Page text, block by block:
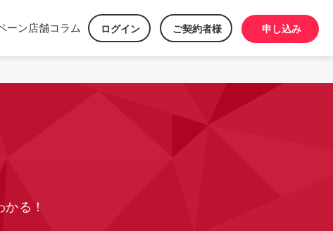
ーン店舗コラム ログイン ご契約者様 申し込み
る！